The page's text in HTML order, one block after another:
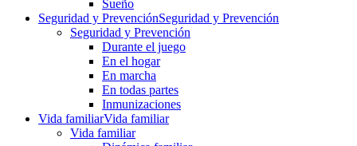
Sueño
Seguridad y PrevenciónSeguridad y Prevención
Seguridad y Prevención
Durante el juego
En el hogar
En marcha
En todas partes
Inmunizaciones
Vida familiarVida familiar
Vida familiar